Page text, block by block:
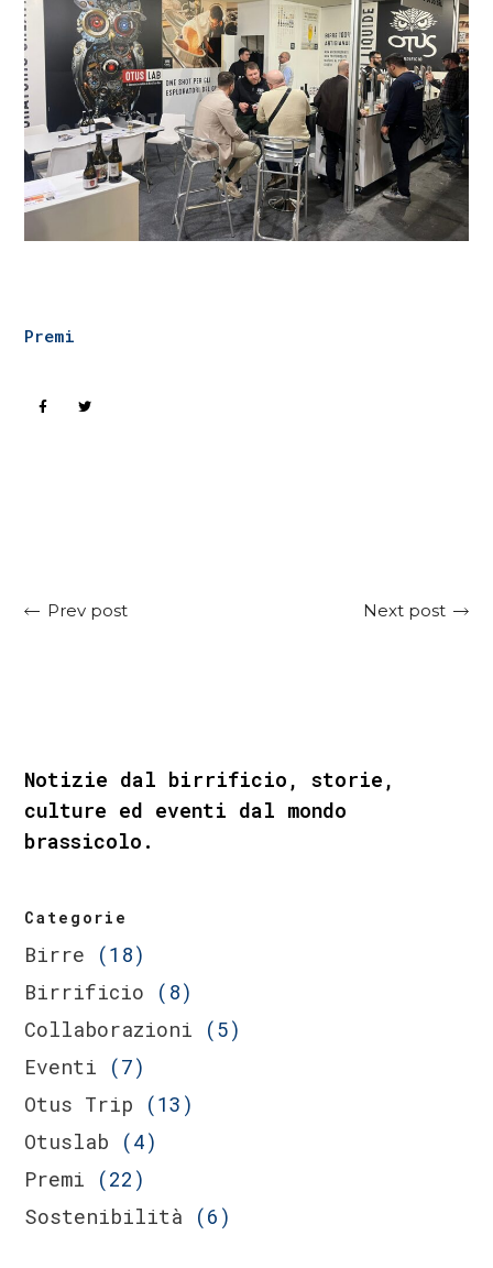
Premi
Prev post Next post
Notizie dal birrificio, storie,
culture ed eventi dal mondo
brassicolo.
Categorie
Birre (18)
Birrificio (8)
Collaborazioni (5)
Eventi (7)
Otus Trip (13)
Otuslab (4)
Premi (22)
Sostenibilità (6)